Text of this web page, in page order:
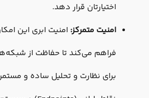
اختیارتان قرار دهد.
امنیت متمرکز: امنیت ابری این
فراهم می‌کند تا حفاظت از
برای نظارت و تحلیل ساده و